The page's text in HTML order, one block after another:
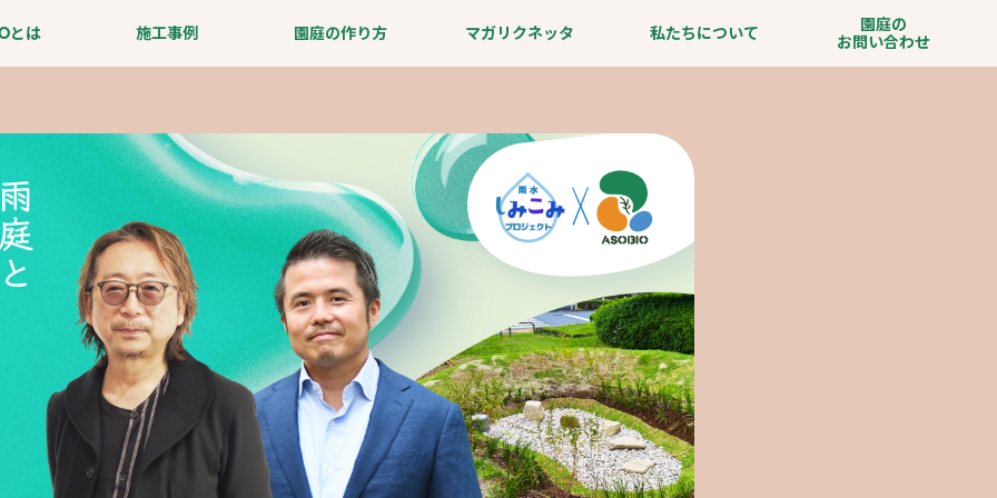
とは 施工事例 園庭の作り方 マガリクネッタ 私たちについて 園庭の
お問い合わせ